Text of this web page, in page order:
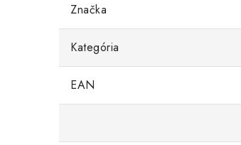
Značka
Kategória
EAN